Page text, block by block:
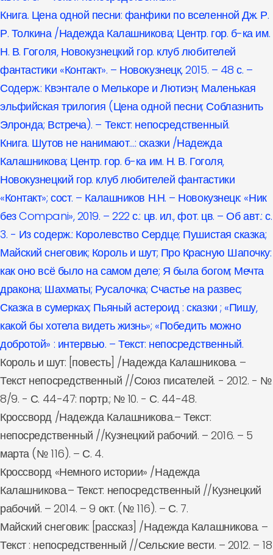
Книга. Цена одной песни: фанфики по вселенной Дж. Р.
Р. Толкина /Надежда Калашникова; Центр. гор. б-ка им.
Н. В. Гоголя, Новокузнецкий гор. клуб любителей
фантастики «Контакт». – Новокузнецк, 2015. – 48 с. –
Содерж.: Квэнтале о Мелькоре и Лютиэн; Маленькая
эльфийская трилогия (Цена одной песни; Соблазнить
Элронда; Встреча). – Текст: непосредственный.
Книга. Шутов не нанимают…: сказки /Надежда
Калашникова; Центр. гор. б-ка им. Н. В. Гоголя,
Новокузнецкий гор. клуб любителей фантастики
«Контакт»; сост. – Калашников Н.Н. – Новокузнецк: «Ник
без Compani», 2019. – 222 с.: цв. ил., фот. цв. – Об авт.: с.
3. - Из содерж.: Королевство Сердце; Пушистая сказка;
Майский снеговик; Король и шут; Про Красную Шапочку:
как оно всё было на самом деле; Я была богом; Мечта
дракона; Шахматы; Русалочка; Счастье на развес;
Сказка в сумерках; Пьяный астероид : сказки ; «Пишу,
какой бы хотела видеть жизнь»; «Победить можно
добротой» : интервью. – Текст: непосредственный.
Король и шут: [повесть] /Надежда Калашникова. –
Текст непосредственный //Союз писателей. - 2012. - №
8/9. - С. 44-47: портр.; № 10. - С. 44-48.
Кроссворд /Надежда Калашникова.– Текст:
непосредственный //Кузнецкий рабочий. – 2016. – 5
марта (№ 116). – С. 4.
Кроссворд «Немного истории» /Надежда
Калашникова.– Текст: непосредственный //Кузнецкий
рабочий. – 2014. – 9 окт. (№ 116). – С. 7.
Майский снеговик: [рассказ] /Надежда Калашникова. –
Текст : непосредственный //Сельские вести. – 2012. – 18